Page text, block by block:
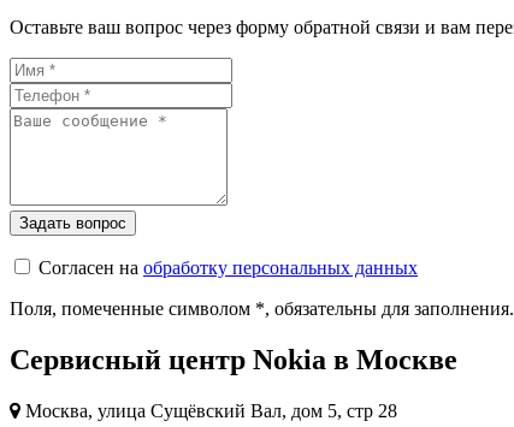
Оставьте ваш вопрос через форму обратной связи и вам
Согласен на обработку персональных данных
Поля, помеченные символом *, обязательны для заполнения.
Сервисный центр Nokia в Москве
Москва, улица Сущёвский Вал, дом 5, стр 28